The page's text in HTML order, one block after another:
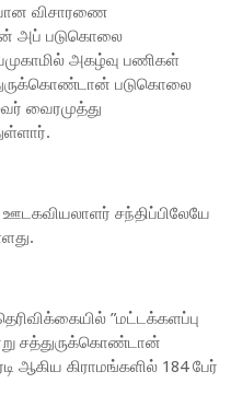
விசாரணை
அப் படுகொலை
அகழ்வு பணிகள்
படுகொலை
வைரமுத்து
சந்திப்பிலேயே
”மட்டக்களப்பு
சத்துருக்கொண்டான்
ஆகிய கிராமங்களில் 184 பேர்